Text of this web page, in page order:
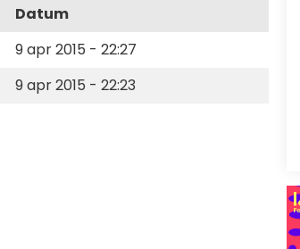
Datum
9 apr 2015 - 22:27
9 apr 2015 - 22:23